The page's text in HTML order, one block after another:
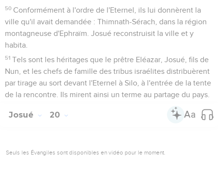
50 Conformément à l'ordre de l'Eternel, ils lui donnèrent la
ville qu'il avait demandée : Thimnath-Sérach, dans la région
montagneuse d'Ephraïm. Josué reconstruisit la ville et y
habita.
51 Tels sont les héritages que le prêtre Eléazar, Josué, fils de
Nun, et les chefs de famille des tribus israélites distribuèrent
par tirage au sort devant l'Eternel à Silo, à l'entrée de la tente
de la rencontre. Ils mirent ainsi un terme au partage du pays.
Josué 20
Seuls les Évangiles sont disponibles en vidéo pour le moment.